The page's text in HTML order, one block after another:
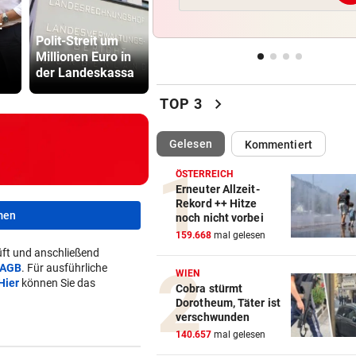
Polit-Streit um
Millionen Euro in
der Landeskassa
zerschlägt
Schleppernetzwer
Sager
Mütter-
und anschließend
AGB. Für ausführliche
können Sie das
Regiestar: „Jeder will von
Lokalmatadorin und Tirol-
Youngster mit Sensation
IN PARIS VERHAFTET
Steirer (68) hatte zehn
Kokain im Koffer
EU-MANDATAR ZU CEUTA: vor
„Etwas wie 2015 wird
TOP 3 chevron_right
Gelesen(ausgewählt)Kommentiert
ÖSTERREICH
Erneuter Allzeit-
Rekord ++ Hitze
noch nicht vorbei
159.668 mal gelesen
WIEN
Cobra stürmt
Dorotheum, Täter ist
verschwunden
140.657 mal gelesen